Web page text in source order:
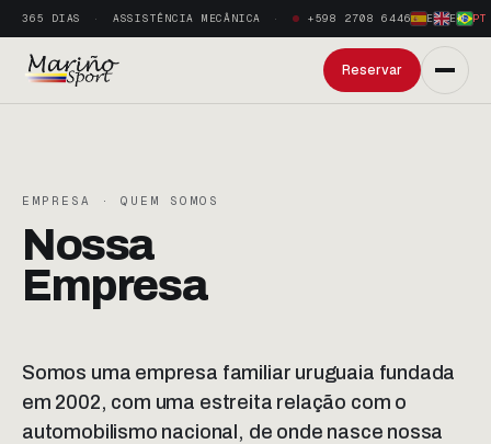
365 DIAS ASSISTÊNCIA MECÂNICA +598 2708 6446 ES
· EN
· PT
Reservar
EMPRESA · QUEM SOMOS
Nossa
Empresa
Somos uma empresa familiar uruguaia fundada
em 2002, com uma estreita relação com o
automobilismo nacional, de onde nasce nossa